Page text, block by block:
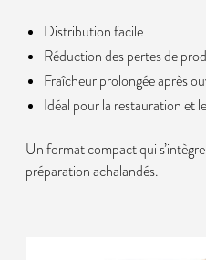
Distribution facile
Réduction des pertes de
Fraîcheur prolongée après
Idéal pour la restauration et
Un format compact qui
préparation achalandés.